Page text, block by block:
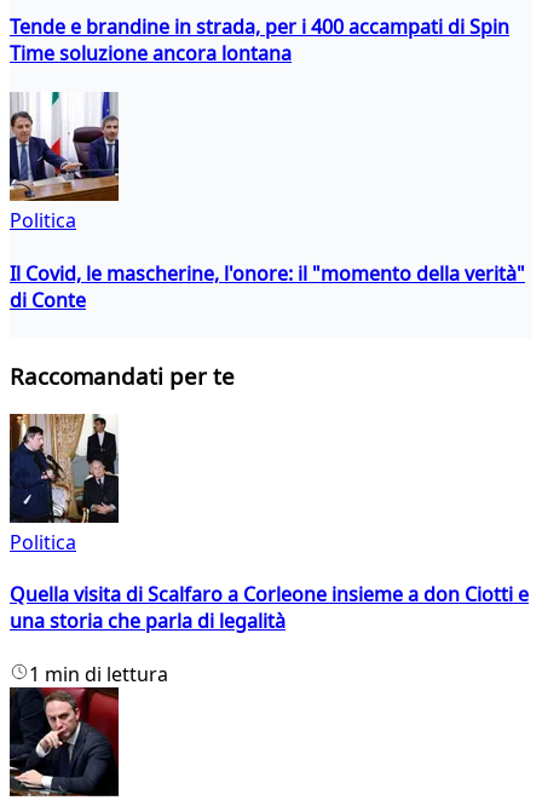
Tende e brandine in strada, per i 400 accampati di Spin
Time soluzione ancora lontana
Politica
Il Covid, le mascherine, l'onore: il "momento della verità"
di Conte
Raccomandati per te
Politica
Quella visita di Scalfaro a Corleone insieme a don Ciotti e
una storia che parla di legalità
1 min di lettura